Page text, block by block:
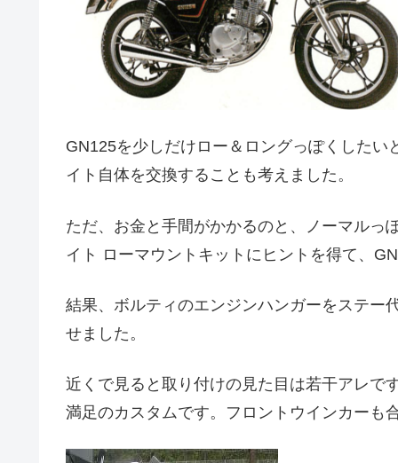
GN125を少しだけロー＆ロングっぽくした
イト自体を交換することも考えました。
ただ、お金と手間がかかるのと、ノーマルっ
イト ローマウントキットにヒントを得て、
結果、ボルティのエンジンハンガーをステー
せました。
近くで見ると取り付けの見た目は若干アレで
満足のカスタムです。フロントウインカーも